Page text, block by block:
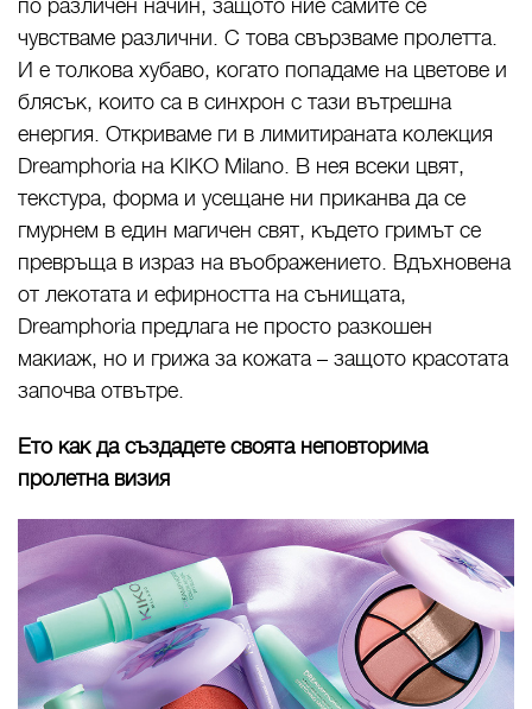
по различен начин, защото ние самите се
чувстваме различни. С това свързваме пролетта.
И е толкова хубаво, когато попадаме на цветове и
блясък, които са в синхрон с тази вътрешна
енергия. Откриваме ги в лимитираната колекция
Dreamphoria на KIKO Milano. В нея всеки цвят,
текстура, форма и усещане ни приканва да се
гмурнем в един магичен свят, където гримът се
превръща в израз на въображението. Вдъхновена
от лекотата и ефирността на сънищата,
Dreamphoria предлага не просто разкошен
макиаж, но и грижа за кожата – защото красотата
започва отвътре.
Ето как да създадете своята неповторима
пролетна визия